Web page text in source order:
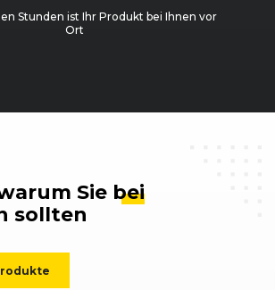
Stunden ist Ihr Produkt bei Ihnen vor
Ort
Sie bei
sollten